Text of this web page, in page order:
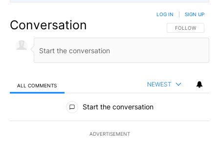
Conversation FOLLOW THIS
FOLLOW
LOG IN SIGN UP
ALL COMMENTS NEWEST
All Comments
Start the conversation
ADVERTISEMENT